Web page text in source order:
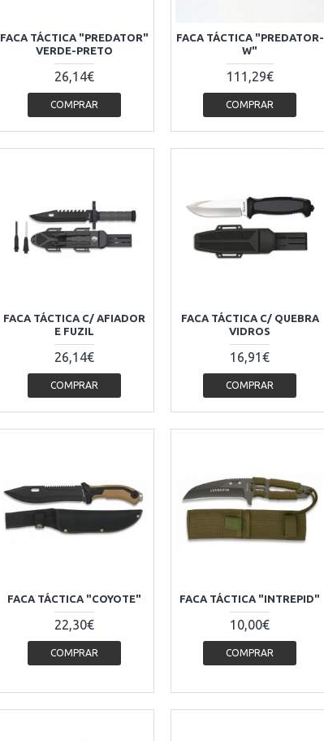
FACA TÁCTICA "PREDATOR"
VERDE-PRETO
26,14€
COMPRAR
FACA TÁCTICA "PREDATOR-
W"
111,29€
COMPRAR
FACA TÁCTICA C/ AFIADOR
E FUZIL
26,14€
COMPRAR
FACA TÁCTICA C/ QUEBRA
VIDROS
16,91€
COMPRAR
FACA TÁCTICA "COYOTE"
22,30€
COMPRAR
FACA TÁCTICA "INTREPID"
10,00€
COMPRAR